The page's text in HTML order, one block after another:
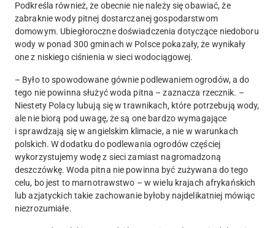
Podkreśla również, że obecnie nie należy się obawiać, że
zabraknie wody pitnej dostarczanej gospodarstwom
domowym. Ubiegłoroczne doświadczenia dotyczące niedoboru
wody w ponad 300 gminach w Polsce pokazały, że wynikały
one z niskiego ciśnienia w sieci wodociągowej.
– Było to spowodowane gównie podlewaniem ogrodów, a do
tego nie powinna służyć woda pitna – zaznacza rzecznik. –
Niestety Polacy lubują się w trawnikach, które potrzebują wody,
ale nie biorą pod uwagę, że są one bardzo wymagające
i sprawdzają się w angielskim klimacie, a nie w warunkach
polskich. W dodatku do podlewania ogrodów częściej
wykorzystujemy wodę z sieci zamiast nagromadzoną
deszczówkę. Woda pitna nie powinna być zużywana do tego
celu, bo jest to marnotrawstwo – w wielu krajach afrykańskich
lub azjatyckich takie zachowanie byłoby najdelikatniej mówiąc
niezrozumiałe.